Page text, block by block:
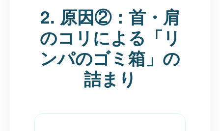
2. 原因②：首・肩
のコリによる「リ
ンパのゴミ箱」の
詰まり